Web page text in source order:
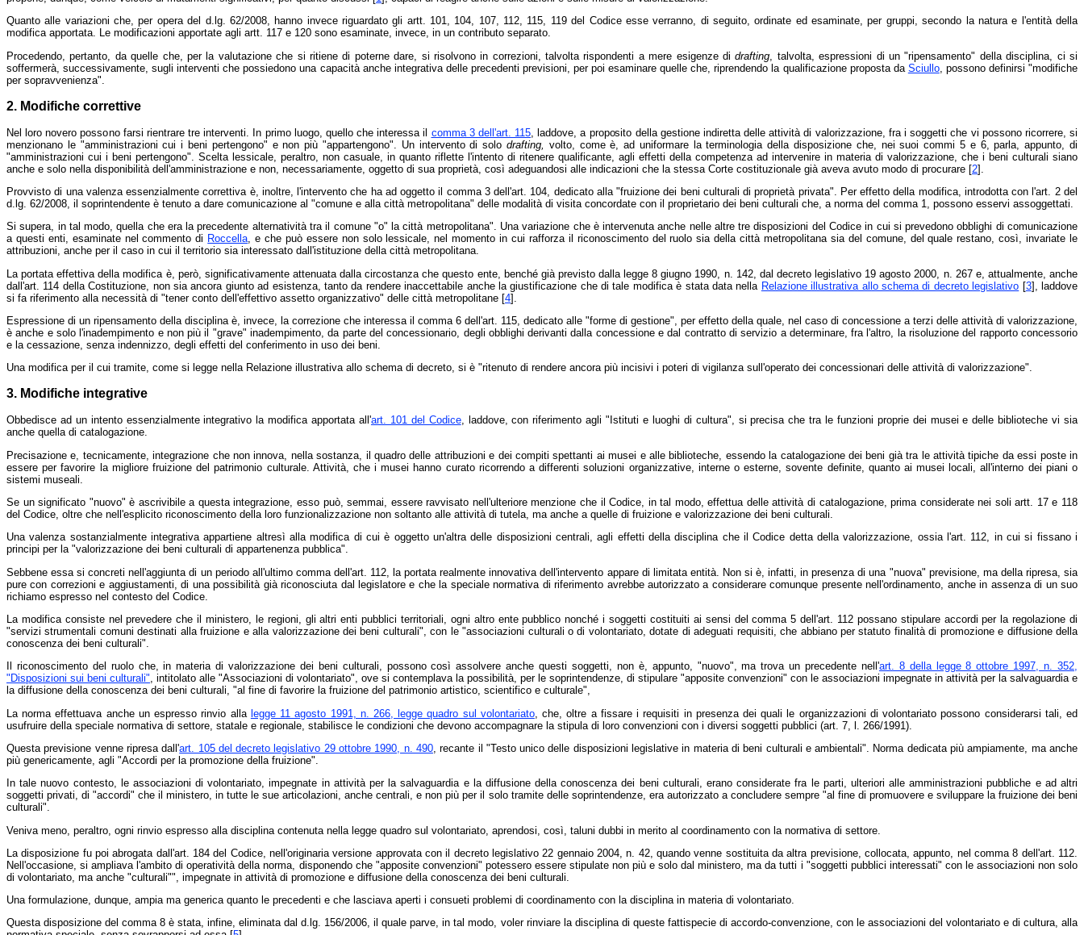
Quanto alle variazioni che, per opera del d.lg. 62/2008, hanno invece riguardato gli artt. 101, 104, 107, 112, 115, 119 del Codice esse verranno, di seguito, ordinate ed esaminate, per gruppi, secondo la natura e l'entità della
modifica apportata. Le modificazioni apportate agli artt. 117 e 120 sono esaminate, invece, in un contributo separato.
Procedendo, pertanto, da quelle che, per la valutazione che si ritiene di poterne dare, si risolvono in correzioni, talvolta rispondenti a mere esigenze didrafting , talvolta, espressioni di un "ripensamento" della disciplina, ci si
soffermerà, successivamente, sugli interventi che possiedono una capacità anche integrativa delle precedenti previsioni, per poi esaminare quelle che, riprendendo la qualificazione proposta da Sciullo, possono definirsi "modifiche
per sopravvenienza".
2. Modifiche correttive
Nel loro novero possono farsi rientrare tre interventi. In primo luogo, quello che interessa il comma 3 dell'art. 115 , laddove, a proposito della gestione indiretta delle attività di valorizzazione, fra i soggetti che vi possono ricorrere, si
menzionano le "amministrazioni cui i beni pertengono" e non più "appartengono". Un intervento di solo drafting,
volto, come è, ad uniformare la terminologia della disposizione che, nei suoi commi 5 e 6, parla, appunto, di
"amministrazioni cui i beni pertengono". Scelta lessicale, peraltro, non casuale, in quanto riflette l'intento di ritenere qualificante, agli effetti della competenza ad intervenire in materia di valorizzazione, che i beni culturali siano
anche e solo nella disponibilità dell'amministrazione e non, necessariamente, oggetto di sua proprietà, così adeguandosi alle indicazioni che la stessa Corte costituzionale già aveva avuto modo di procurare [2].
Provvisto di una valenza essenzialmente correttiva è, inoltre, l'intervento che ha ad oggetto il comma 3 dell'art. 104, dedicato alla "fruizione dei beni culturali di proprietà privata". Per effetto della modifica, introdotta con l'art. 2 del
d.lg. 62/2008, il soprintendente è tenuto a dare comunicazione al "comune e alla città metropolitana" delle modalità di visita concordate con il proprietario dei beni culturali che, a norma del comma 1, possono esservi assoggettati.
Si supera, in tal modo, quella che era la precedente alternatività tra il comune "o" la città metropolitana". Una variazione che è intervenuta anche nelle altre tre disposizioni del Codice in cui si prevedono obblighi di comunicazione
a questi enti, esaminate nel commento di Roccella, e che può essere non solo lessicale, nel momento in cui rafforza il riconoscimento del ruolo sia della città metropolitana sia del comune, del quale restano, così, invariate le
attribuzioni, anche per il caso in cui il territorio sia interessato dall'istituzione della città metropolitana.
La portata effettiva della modifica è, però, significativamente attenuata dalla circostanza che questo ente, benché già previsto dalla legge 8 giugno 1990, n. 142, dal decreto legislativo 19 agosto 2000, n. 267 e, attualmente, anche
dall'art. 114 della Costituzione, non sia ancora giunto ad esistenza, tanto da rendere inaccettabile anche la giustificazione che di tale modifica è stata data nella Relazione illustrativa allo schema di decreto legislativo [3], laddove
si fa riferimento alla necessità di "tener conto dell'effettivo assetto organizzativo" delle città metropolitane [4].
Espressione di un ripensamento della disciplina è, invece, la correzione che interessa il comma 6 dell'art. 115, dedicato alle "forme di gestione", per effetto della quale, nel caso di concessione a terzi delle attività di valorizzazione,
è anche e solo l'inadempimento e non più il "grave" inadempimento, da parte del concessionario, degli obblighi derivanti dalla concessione e dal contratto di servizio a determinare, fra l'altro, la risoluzione del rapporto concessorio
e la cessazione, senza indennizzo, degli effetti del conferimento in uso dei beni.
Una modifica per il cui tramite, come si legge nella Relazione illustrativa allo schema di decreto, si è "ritenuto di rendere ancora più incisivi i poteri di vigilanza sull'operato dei concessionari delle attività di valorizzazione".
3. Modifiche integrative
Obbedisce ad un intento essenzialmente integrativo la modifica apportata all'art. 101 del Codice, laddove, con riferimento agli "Istituti e luoghi di cultura", si precisa che tra le funzioni proprie dei musei e delle biblioteche vi sia
anche quella di catalogazione.
Precisazione e, tecnicamente, integrazione che non innova, nella sostanza, il quadro delle attribuzioni e dei compiti spettanti ai musei e alle biblioteche, essendo la catalogazione dei beni già tra le attività tipiche da essi poste in
essere per favorire la migliore fruizione del patrimonio culturale. Attività, che i musei hanno curato ricorrendo a differenti soluzioni organizzative, interne o esterne, sovente definite, quanto ai musei locali, all'interno dei piani o
sistemi museali.
Se un significato "nuovo" è ascrivibile a questa integrazione, esso può, semmai, essere ravvisato nell'ulteriore menzione che il Codice, in tal modo, effettua delle attività di catalogazione, prima considerate nei soli artt. 17 e 118
del Codice, oltre che nell'esplicito riconoscimento della loro funzionalizzazione non soltanto alle attività di tutela, ma anche a quelle di fruizione e valorizzazione dei beni culturali.
Una valenza sostanzialmente integrativa appartiene altresì alla modifica di cui è oggetto un'altra delle disposizioni centrali, agli effetti della disciplina che il Codice detta della valorizzazione, ossia l'art. 112, in cui si fissano i
principi per la "valorizzazione dei beni culturali di appartenenza pubblica".
Sebbene essa si concreti nell'aggiunta di un periodo all'ultimo comma dell'art. 112, la portata realmente innovativa dell'intervento appare di limitata entità. Non si è, infatti, in presenza di una "nuova" previsione, ma della ripresa, sia
pure con correzioni e aggiustamenti, di una possibilità già riconosciuta dal legislatore e che la speciale normativa di riferimento avrebbe autorizzato a considerare comunque presente nell'ordinamento, anche in assenza di un suo
richiamo espresso nel contesto del Codice.
La modifica consiste nel prevedere che il ministero, le regioni, gli altri enti pubblici territoriali, ogni altro ente pubblico nonché i soggetti costituiti ai sensi del comma 5 dell'art. 112 possano stipulare accordi per la regolazione di
"servizi strumentali comuni destinati alla fruizione e alla valorizzazione dei beni culturali", con le "associazioni culturali o di volontariato, dotate di adeguati requisiti, che abbiano per statuto finalità di promozione e diffusione della
conoscenza dei beni culturali".
Il riconoscimento del ruolo che, in materia di valorizzazione dei beni culturali, possono così assolvere anche questi soggetti, non è, appunto, "nuovo", ma trova un precedente nell'art. 8 della legge 8 ottobre 1997, n. 352,
"Disposizioni sui beni culturali", intitolato alle "Associazioni di volontariato", ove si contemplava la possibilità, per le soprintendenze, di stipulare "apposite convenzioni" con le associazioni impegnate in attività per la salvaguardia e
la diffusione della conoscenza dei beni culturali, "al fine di favorire la fruizione del patrimonio artistico, scientifico e culturale",
La norma effettuava anche un espresso rinvio alla legge 11 agosto 1991, n. 266, legge quadro sul volontariato, che, oltre a fissare i requisiti in presenza dei quali le organizzazioni di volontariato possono considerarsi tali, ed
usufruire della speciale normativa di settore, statale e regionale, stabilisce le condizioni che devono accompagnare la stipula di loro convenzioni con i diversi soggetti pubblici (art. 7, l. 266/1991).
Questa previsione venne ripresa dall'art. 105 del decreto legislativo 29 ottobre 1990, n. 490, recante il "Testo unico delle disposizioni legislative in materia di beni culturali e ambientali". Norma dedicata più ampiamente, ma anche
più genericamente, agli "Accordi per la promozione della fruizione".
In tale nuovo contesto, le associazioni di volontariato, impegnate in attività per la salvaguardia e la diffusione della conoscenza dei beni culturali, erano considerate fra le parti, ulteriori alle amministrazioni pubbliche e ad altri
soggetti privati, di "accordi" che il ministero, in tutte le sue articolazioni, anche centrali, e non più per il solo tramite delle soprintendenze, era autorizzato a concludere sempre "al fine di promuovere e sviluppare la fruizione dei beni
culturali".
Veniva meno, peraltro, ogni rinvio espresso alla disciplina contenuta nella legge quadro sul volontariato, aprendosi, così, taluni dubbi in merito al coordinamento con la normativa di settore.
La disposizione fu poi abrogata dall'art. 184 del Codice, nell'originaria versione approvata con il decreto legislativo 22 gennaio 2004, n. 42, quando venne sostituita da altra previsione, collocata, appunto, nel comma 8 dell'art. 112.
Nell'occasione, si ampliava l'ambito di operatività della norma, disponendo che "apposite convenzioni" potessero essere stipulate non più e solo dal ministero, ma da tutti i "soggetti pubblici interessati" con le associazioni non solo
di volontariato, ma anche "culturali"", impegnate in attività di promozione e diffusione della conoscenza dei beni culturali.
Una formulazione, dunque, ampia ma generica quanto le precedenti e che lasciava aperti i consueti problemi di coordinamento con la disciplina in materia di volontariato.
Questa disposizione del comma 8 è stata, infine, eliminata dal d.lg. 156/2006, il quale parve, in tal modo, voler rinviare la disciplina di queste fattispecie di accordo-convenzione, con le associazioni del volontariato e di cultura, alla